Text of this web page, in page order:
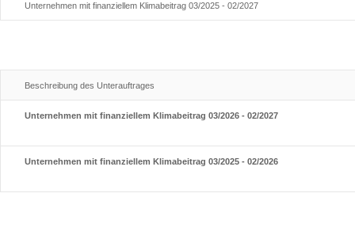
Unternehmen mit finanziellem Klimabeitrag 03/2025 - 02/2027
Beschreibung des Unterauftrages
Unternehmen mit finanziellem Klimabeitrag 03/2026 - 02/2027
Unternehmen mit finanziellem Klimabeitrag 03/2025 - 02/2026